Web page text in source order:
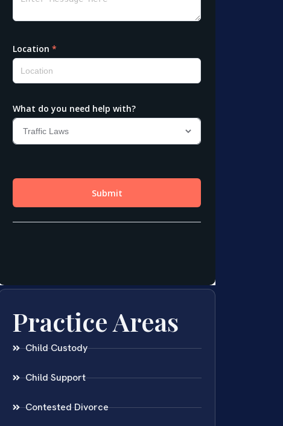
Practice Areas
Child Custody
Child Support
Contested Divorce